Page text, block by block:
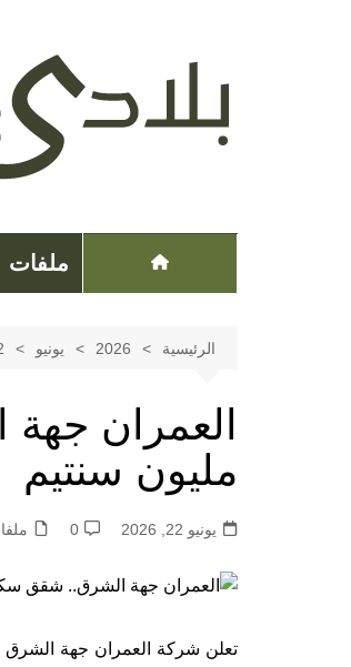
ملفات
الرئيسية 2026 يونيو
مليون سنتيم
يونيو 22, 2026 0